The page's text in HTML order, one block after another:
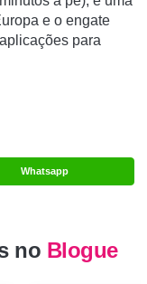
e o engate
para
Whatsapp
no Blogue